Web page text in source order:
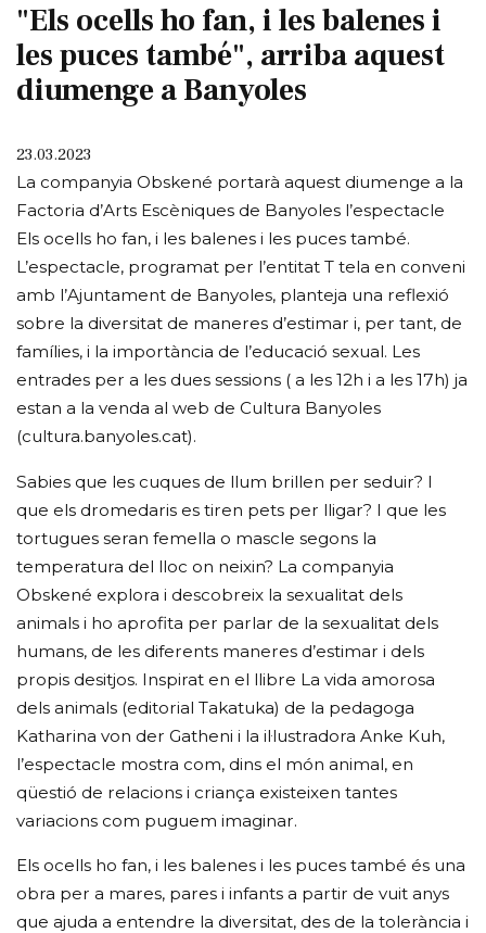
"Els ocells ho fan, i les balenes i
les puces també", arriba aquest
diumenge a Banyoles
23.03.2023
La companyia Obskené portarà aquest diumenge a la
Factoria d’Arts Escèniques de Banyoles l’espectacle
Els ocells ho fan, i les balenes i les puces també.
L’espectacle, programat per l’entitat T tela en conveni
amb l’Ajuntament de Banyoles, planteja una reflexió
sobre la diversitat de maneres d’estimar i, per tant, de
famílies, i la importància de l’educació sexual. Les
entrades per a les dues sessions ( a les 12h i a les 17h) ja
estan a la venda al web de Cultura Banyoles
(cultura.banyoles.cat).
Sabies que les cuques de llum brillen per seduir? I
que els dromedaris es tiren pets per lligar? I que les
tortugues seran femella o mascle segons la
temperatura del lloc on neixin? La companyia
Obskené explora i descobreix la sexualitat dels
animals i ho aprofita per parlar de la sexualitat dels
humans, de les diferents maneres d’estimar i dels
propis desitjos. Inspirat en el llibre La vida amorosa
dels animals (editorial Takatuka) de la pedagoga
Katharina von der Gatheni i la il·lustradora Anke Kuh,
l’espectacle mostra com, dins el món animal, en
qüestió de relacions i criança existeixen tantes
variacions com puguem imaginar.
Els ocells ho fan, i les balenes i les puces també és una
obra per a mares, pares i infants a partir de vuit anys
que ajuda a entendre la diversitat, des de la tolerància i